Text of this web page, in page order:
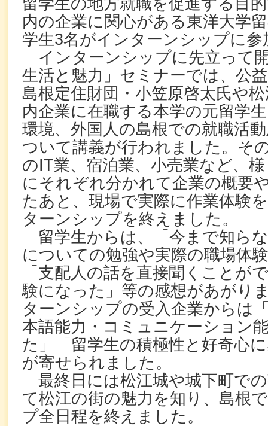
留学生の地方就職を促進する目
内の企業に関心がある東洋大学
学生3名がインターンシップに
インターンシップに先立って
生活と魅力」セミナーでは、公
島根定住財団・小笠原啓太氏や
内企業に在職する本学の元留学
環境、外国人の島根での就職活
ついて講義が行われました。そ
のIT業、宿泊業、小売業など、
にそれぞれ分かれて企業の概要
たあと、現場で実際に作業体験
ターンシップを終えました。
留学生からは、「今まで知ら
についての勉強や実際の職場体
「支配人の話を直接聞くことが
験になった」等の感想があがり
ターンシップの受入企業からは
本語能力・コミュニケーション
た」「留学生の積極性と好奇心
が寄せられました。
最終日には松江城や城下町で
て松江の街の魅力を知り、島根
プ全日程を終えました。